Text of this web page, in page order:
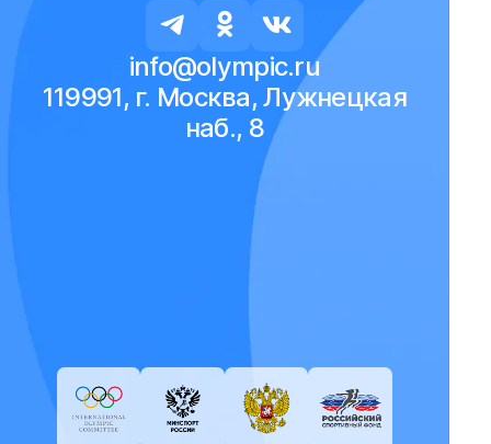
info@olympic.ru
119991, г. Москва, Лужнецкая
наб., 8